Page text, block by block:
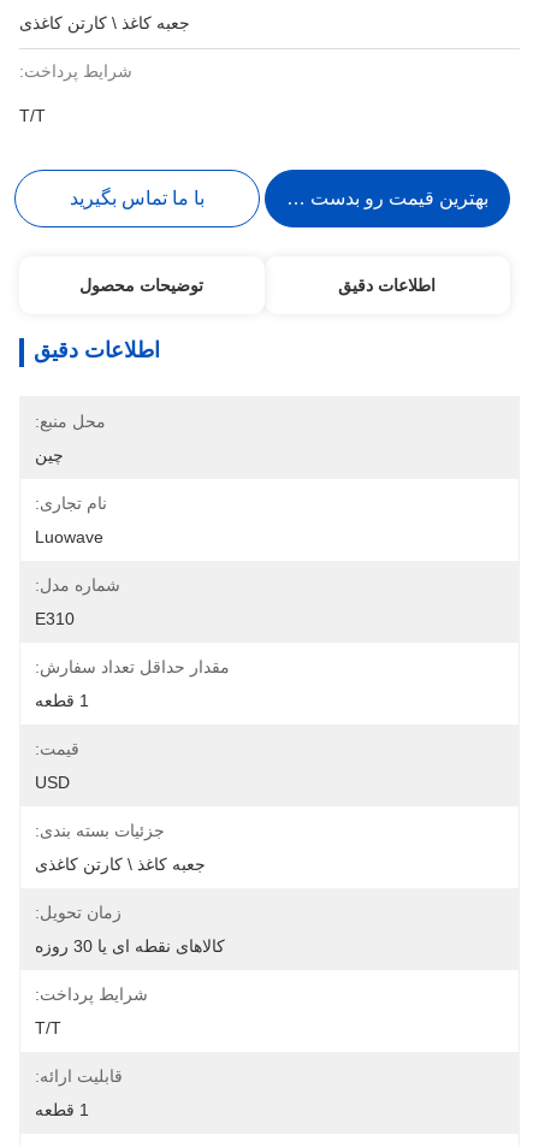
جعبه کاغذ \ کارتن کاغذی
شرایط پرداخت:
T/T
بهترین قیمت رو بدست بیار با ما تماس بگیرید
اطلاعات دقیق توضیحات محصول
اطلاعات دقیق
محل منبع:
چین
نام تجاری:
Luowave
شماره مدل:
E310
مقدار حداقل تعداد سفارش:
1 قطعه
قیمت:
USD
جزئیات بسته بندی:
جعبه کاغذ \ کارتن کاغذی
زمان تحویل:
کالاهای نقطه ای یا 30 روزه
شرایط پرداخت:
T/T
قابلیت ارائه:
1 قطعه